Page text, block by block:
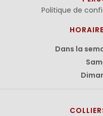
Politique de
Dans la